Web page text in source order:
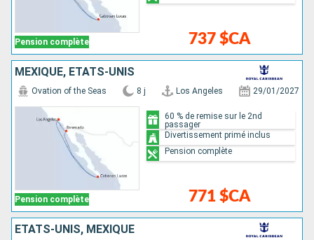
Pension complète 737 $CA
MEXIQUE, ÉTATS-UNIS
Pension complète
Ovation of the Seas 8 j Los Angeles 29/01/2027
771 $CA
60 % de remise sur le 2nd
passager
Divertissement primé inclus
Pension complète
ÉTATS-UNIS, MEXIQUE